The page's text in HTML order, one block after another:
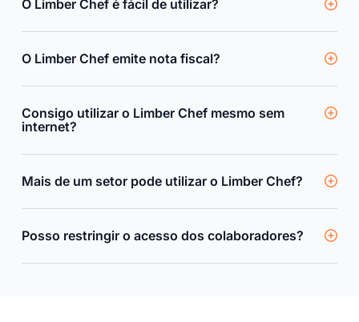
O Limber Chef é fácil de utilizar?
O Limber Chef emite nota fiscal?
Consigo utilizar o Limber Chef mesmo sem
internet?
Mais de um setor pode utilizar o Limber Chef?
Posso restringir o acesso dos colaboradores?